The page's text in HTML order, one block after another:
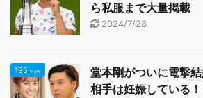
ら私服まで大量掲載
2024/7/28
195 view
堂本剛がついに電撃
相手は妊娠している